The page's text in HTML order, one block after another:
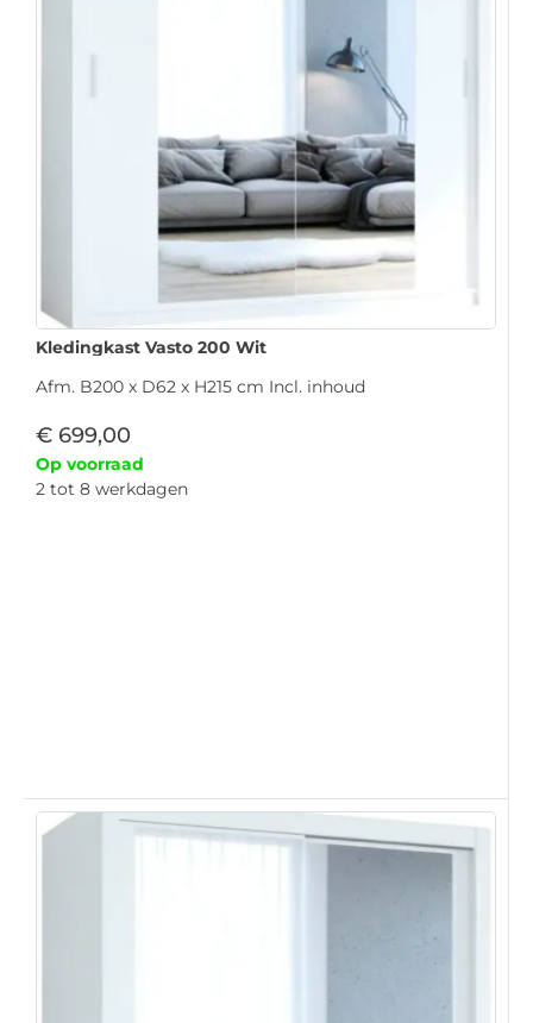
Kledingkast Vasto 200 Wit
Afm. B200 x D62 x H215 cm Incl. inhoud
€ 699,00
Op voorraad
2 tot 8 werkdagen